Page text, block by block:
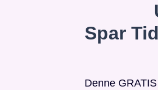
Spar
Denne